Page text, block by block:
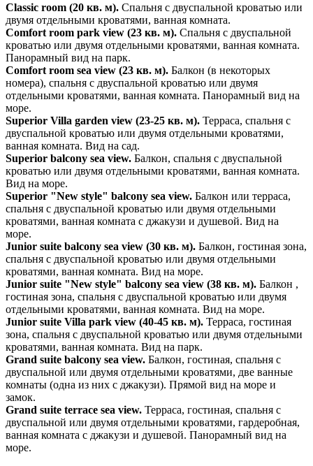
Classic room (20 кв. м). Спальня с двуспальной кроватью или
двумя отдельными кроватями, ванная комната.
Comfort room park view (23 кв. м). Спальня с двуспальной
кроватью или двумя отдельными кроватями, ванная комната.
Панорамный вид на парк.
Comfort room sea view (23 кв. м). Балкон (в некоторых
номера), спальня с двуспальной кроватью или двумя
отдельными кроватями, ванная комната. Панорамный вид на
море.
Superior Villa garden view (23-25 кв. м). Терраса, спальня c
двуспальной кроватью или двумя отдельными кроватями,
ванная комната. Вид на сад.
Superior balcony sea view. Балкон, спальня с двуспальной
кроватью или двумя отдельными кроватями, ванная комната.
Вид на море.
Superior "New style" balcony sea view. Балкон или терраса,
спальня с двуспальной кроватью или двумя отдельными
кроватями, ванная комната с джакузи и душевой. Вид на
море.
Junior suite balcony sea view (30 кв. м). Балкон, гостиная зона,
спальня с двуспальной кроватью или двумя отдельными
кроватями, ванная комната. Вид на море.
Junior suite "New style" balcony sea view (38 кв. м). Балкон ,
гостиная зона, спальня с двуспальной кроватью или двумя
отдельными кроватями, ванная комната. Вид на море.
Junior suite Villa park view (40-45 кв. м). Терраса, гостиная
зона, спальня с двуспальной кроватью или двумя отдельными
кроватями, ванная комната. Вид на парк.
Grand suite balcony sea view. Балкон, гостиная, спальня с
двуспальной или двумя отдельными кроватями, две ванные
комнаты (одна из них с джакузи). Прямой вид на море и
замок.
Grand suite terrace sea view. Терраса, гостиная, спальня с
двуспальной или двумя отдельными кроватями, гардеробная,
ванная комната с джакузи и душевой. Панорамный вид на
море.